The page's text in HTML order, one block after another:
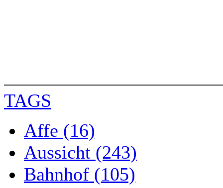
TAGS
Affe (16)
Aussicht (243)
Bahnhof (105)